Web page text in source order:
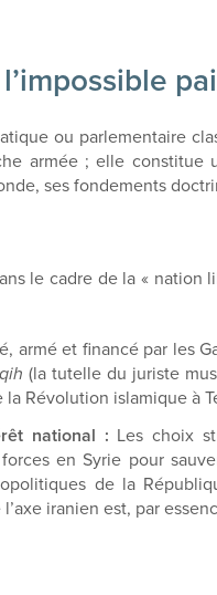
ou parlementaire
armée ; elle
ses fondements
le cadre de la «
armé et financé par les
(la tutelle du juriste
Révolution islamique à
national : Les choix
en Syrie pour
de la
iranien est, par